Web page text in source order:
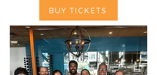
BUY TICKETS